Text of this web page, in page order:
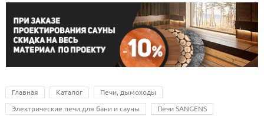
Главная Каталог Печи, дымоходы
Электрические печи для бани и сауны Печи SANGENS